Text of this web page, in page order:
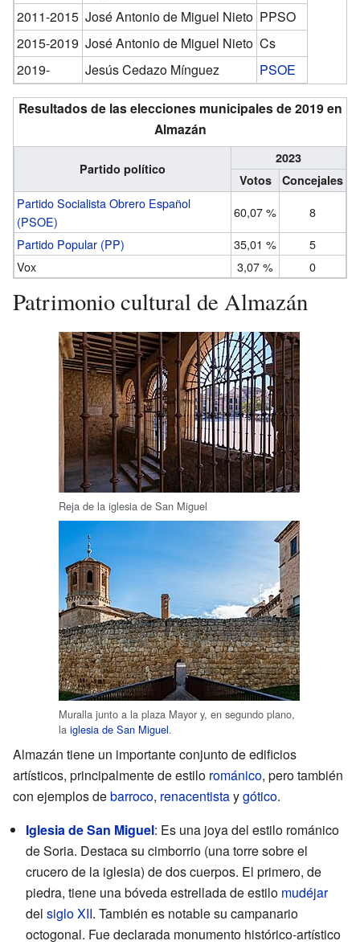
2011-2015 José Antonio de Miguel Nieto PPSO
2015-2019 José Antonio de Miguel Nieto Cs
2019-
Jesús Cedazo Mínguez PSOE
Resultados de las elecciones municipales de 2019 en
Almazán
Partido político
2023
Votos
Concejales
Partido Socialista Obrero Español
(PSOE)
60,07 %
8
Partido Popular (PP)
35,01 %
5
Vox
3,07 % 0
Patrimonio cultural de Almazán
Reja de la iglesia de San Miguel
Muralla junto a la plaza Mayor y, en segundo plano,
la iglesia de San Miguel.
Almazán tiene un importante conjunto de edificios
artísticos, principalmente de estilo románico, pero también
con ejemplos debarroco, renacentistaygótico.
Iglesia de San Miguel: Es una joya del estilo románico
de Soria. Destaca su cimborrio (una torre sobre el
crucero de la iglesia) de dos cuerpos. El primero, de
piedra, tiene una bóveda estrellada de estilo mudéjar
del siglo XII. También es notable su campanario
octogonal. Fue declarada monumento histórico-artístico